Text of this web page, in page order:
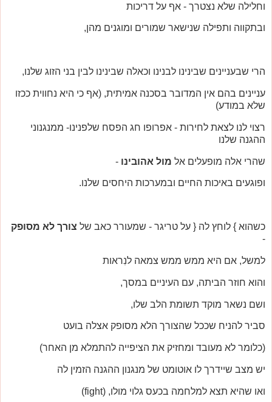
וחלילה שלא נצטרך - אף על דריכות
ובתקווה ותפילה שנישאר שמורים ומוגנים מהן,
הרי שבעניינים שבינינו לבנינו וכאלה שבינינו לבין בני הזוג שלנו,
עניינים בהם אין המדובר בסכנה אמיתית, (אף כי היא נחווית ככזו
שלא במודע)
רצוי לנו לצאת לחירות - אפרופו חג הפסח שלפנינו- ממנגנוני
ההגנה שלנו
שהרי אלה מופעלים אל מול אהובינו -
ופוגעים באיכות החיים ובמערכות היחסים שלנו.
כשהוא } לוחץ לה { על טריגר - שמעורר כאב של צורך לא מסופק
-
למשל, אם היא ממש ממש צמאה לנִראות
והוא חוזר הביתה, עם העיניים במסך,
ושם נשאר מוקד תשומת הלב שלו,
סביר להניח שככל שהצורך הלא מסופק אצלה בועט
(כלומר לא מעובד ומחזיק את הציפייה להתמלא מן האחר)
יש מצב שיידרך לו אוטומט של מנגנון ההגנה הזמין לה
ואו שהיא תצא למלחמה בכעס גלוי מולו, (fight)